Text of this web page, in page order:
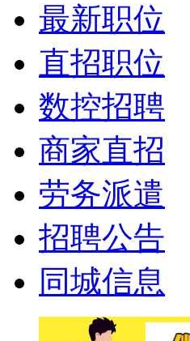
最新职位
直招职位
数控招聘
商家直招
劳务派遣
招聘公告
同城信息